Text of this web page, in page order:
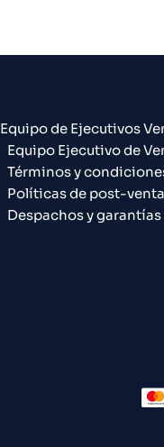
Equipo de Ejecutivos
Equipo Ejecutivo de
Términos y
Políticas de post-venta
Despachos y garantías